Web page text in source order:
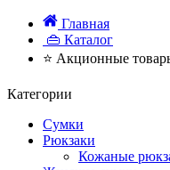
Главная
👜 Каталог
⭐ Акционные
Категории
Сумки
Рюкзаки
Кожаные